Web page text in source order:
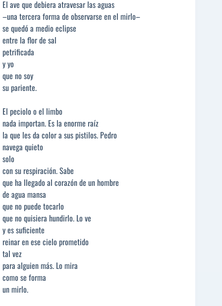
El ave que debiera atravesar las aguas
–una tercera forma de observarse en el mirlo–
se quedó a medio eclipse
entre la flor de sal
petrificada
y yo
que no soy
su pariente.
El peciolo o el limbo
nada importan. Es la enorme raíz
la que les da color a sus pistilos. Pedro
navega quieto
solo
con su respiración. Sabe
que ha llegado al corazón de un hombre
de agua mansa
que no puede tocarlo
que no quisiera hundirlo. Lo ve
y es suficiente
reinar en ese cielo prometido
tal vez
para alguien más. Lo mira
como se forma
un mirlo.